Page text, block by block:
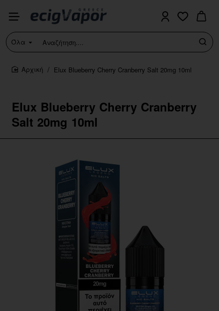
Όλα
Αναζήτηση....
Elux Blueberry Cherry Cranberry
Salt 20mg 10ml
home
Elux Blueberry Cherry Cranberry Salt 20mg 10ml